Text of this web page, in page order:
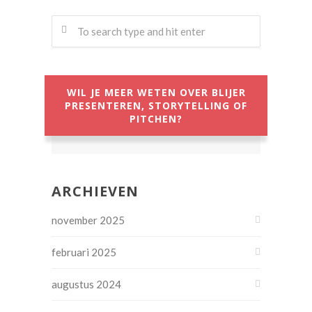
WIL JE MEER WETEN OVER BLIJER
PRESENTEREN, STORYTELLING OF
PITCHEN?
ARCHIEVEN
november 2025
februari 2025
augustus 2024